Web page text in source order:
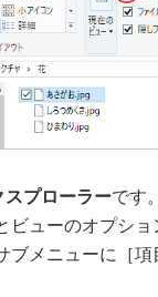
プローラーです
ビューのオプシ
ブメニューに［項